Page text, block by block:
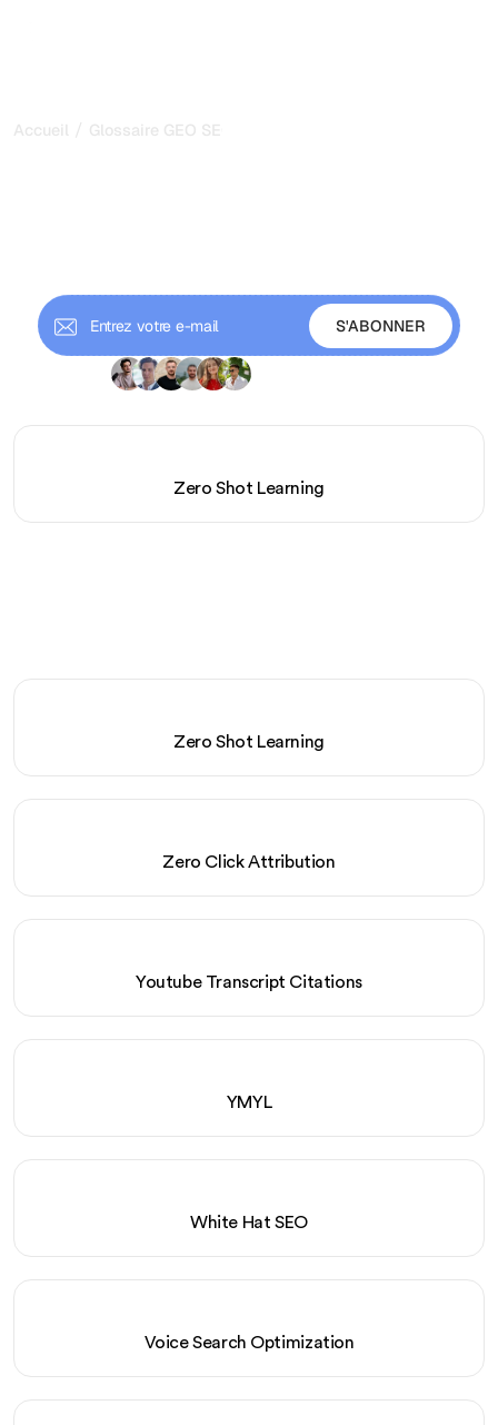
Accueil / Glossaire GEO SEO
Zero Shot Learning
Zero Shot Learning
Zero Click Attribution
Youtube Transcript Citations
YMYL
White Hat SEO
Voice Search Optimization